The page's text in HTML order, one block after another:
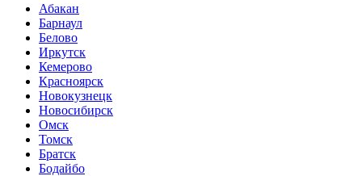
Абакан
Барнаул
Белово
Иркутск
Кемерово
Красноярск
Новокузнецк
Новосибирск
Омск
Томск
Братск
Бодайбо